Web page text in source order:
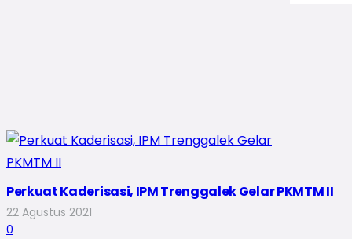
Perkuat Kaderisasi, IPM Trenggalek Gelar PKMTM II
22 Agustus 2021
0